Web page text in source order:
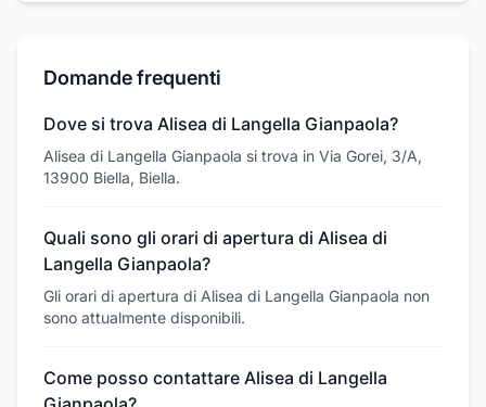
Domande frequenti
Dove si trova Alisea di Langella Gianpaola?
Alisea di Langella Gianpaola si trova in Via Gorei, 3/A,
13900 Biella, Biella.
Quali sono gli orari di apertura di Alisea di
Langella Gianpaola?
Gli orari di apertura di Alisea di Langella Gianpaola non
sono attualmente disponibili.
Come posso contattare Alisea di Langella